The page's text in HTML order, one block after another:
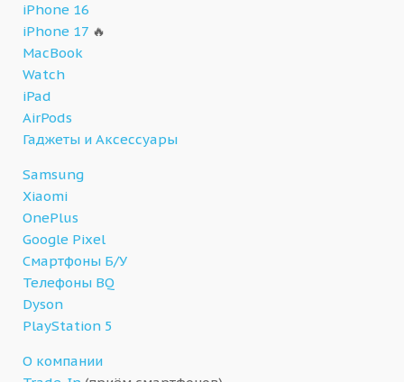
iPhone 16
iPhone 17 🔥
MacBook
Watch
iPad
AirPods
Гаджеты и Аксессуары
Samsung
Xiaomi
OnePlus
Google Pixel
Смартфоны Б/У
Телефоны BQ
Dyson
PlayStation 5
О компании